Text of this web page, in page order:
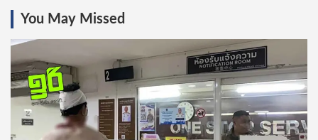
You May Missed